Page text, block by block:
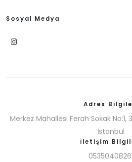
Sosyal Medya
Adres
Merkez Mahallesi Ferah Sokak
İstanbul
İletişim